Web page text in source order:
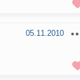
05.11.2010